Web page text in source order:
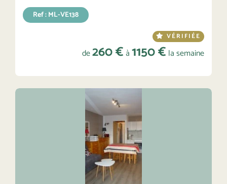
Ref : ML-VE138
VÉRIFIÉE
de260 €à1150 € la semaine